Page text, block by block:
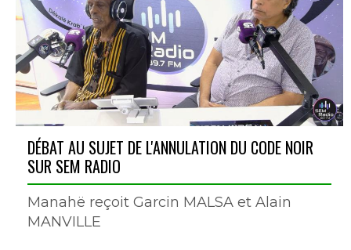
DÉBAT AU SUJET DE L'ANNULATION DU CODE NOIR
SUR SEM RADIO
Manahë reçoit Garcin MALSA et Alain
MANVILLE